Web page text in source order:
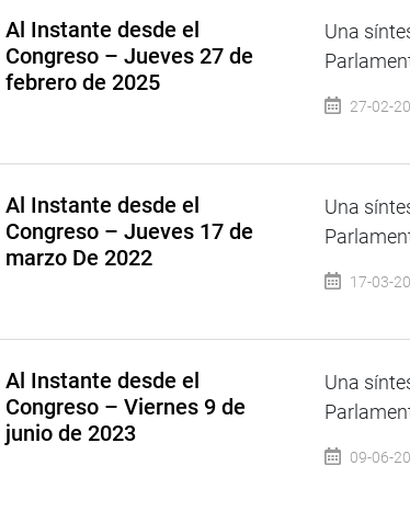
Al Instante desde el
Congreso – Jueves 27 de
febrero de 2025
Una
27-02-
Al Instante desde el
Congreso – Jueves 17 de
marzo De 2022
Una
17-03-
Al Instante desde el
Congreso – Viernes 9 de
junio de 2023
Una
09-06-